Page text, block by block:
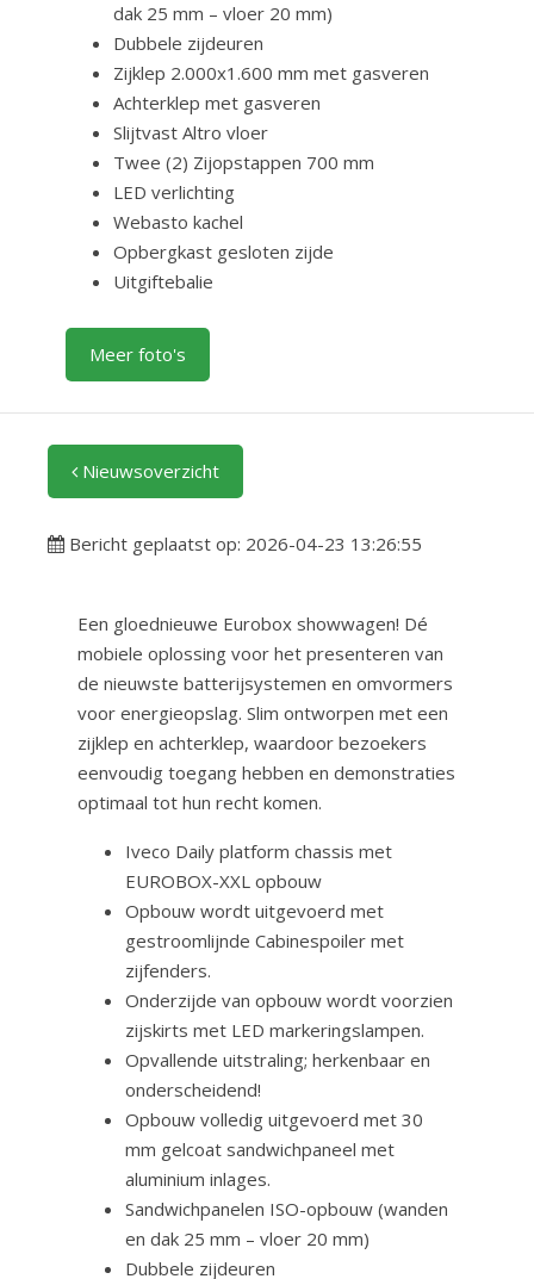
dak 25 mm – vloer 20 mm)
Dubbele zijdeuren
Zijklep 2.000x1.600 mm met gasveren
Achterklep met gasveren
Slijtvast Altro vloer
Twee (2) Zijopstappen 700 mm
LED verlichting
Webasto kachel
Opbergkast gesloten zijde
Uitgiftebalie
Meer foto's
Nieuwsoverzicht
Bericht geplaatst op: 2026-04-23 13:26:55
Een gloednieuwe Eurobox showwagen! Dé
mobiele oplossing voor het presenteren van
de nieuwste batterijsystemen en omvormers
voor energieopslag. Slim ontworpen met een
zijklep en achterklep, waardoor bezoekers
eenvoudig toegang hebben en demonstraties
optimaal tot hun recht komen.
Iveco Daily platform chassis met
EUROBOX-XXL opbouw
Opbouw wordt uitgevoerd met
gestroomlijnde Cabinespoiler met
zijfenders.
Onderzijde van opbouw wordt voorzien
zijskirts met LED markeringslampen.
Opvallende uitstraling; herkenbaar en
onderscheidend!
Opbouw volledig uitgevoerd met 30
mm gelcoat sandwichpaneel met
aluminium inlages.
Sandwichpanelen ISO-opbouw (wanden
en dak 25 mm – vloer 20 mm)
Dubbele zijdeuren